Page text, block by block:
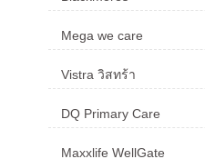
Mega we care
Vistra วิสทร้า
DQ Primary Care
Maxxlife WellGate